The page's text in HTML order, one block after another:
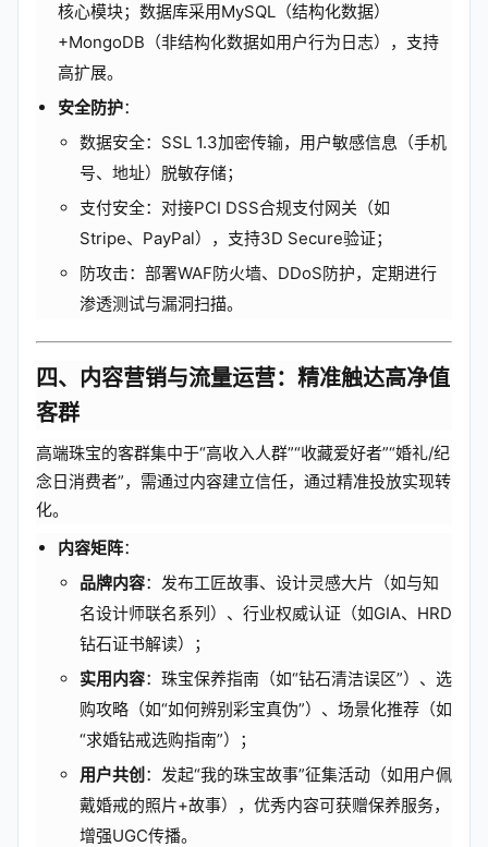
核心模块；数据库采用MySQL（结构化数据）
+MongoDB（非结构化数据如用户行为日志），支持
高扩展。
安全防护：
数据安全：SSL 1.3加密传输，用户敏感信息（手机
号、地址）脱敏存储；
支付安全：对接PCI DSS合规支付网关（如
Stripe、PayPal），支持3D Secure验证；
防攻击：部署WAF防火墙、DDoS防护，定期进行
渗透测试与漏洞扫描。
四、内容营销与流量运营：精准触达高净值
客群
高端珠宝的客群集中于“高收入人群”“收藏爱好者”“婚礼/纪
念日消费者”，需通过内容建立信任，通过精准投放实现转
化。
内容矩阵：
品牌内容：发布工匠故事、设计灵感大片（如与知
名设计师联名系列）、行业权威认证（如GIA、HRD
钻石证书解读）；
实用内容：珠宝保养指南（如“钻石清洁误区”）、选
购攻略（如“如何辨别彩宝真伪”）、场景化推荐（如
“求婚钻戒选购指南”）；
用户共创 ：发起“我的珠宝故事”征集活动（如用户佩
戴婚戒的照片+故事），优秀内容可获赠保养服务，
增强UGC传播。